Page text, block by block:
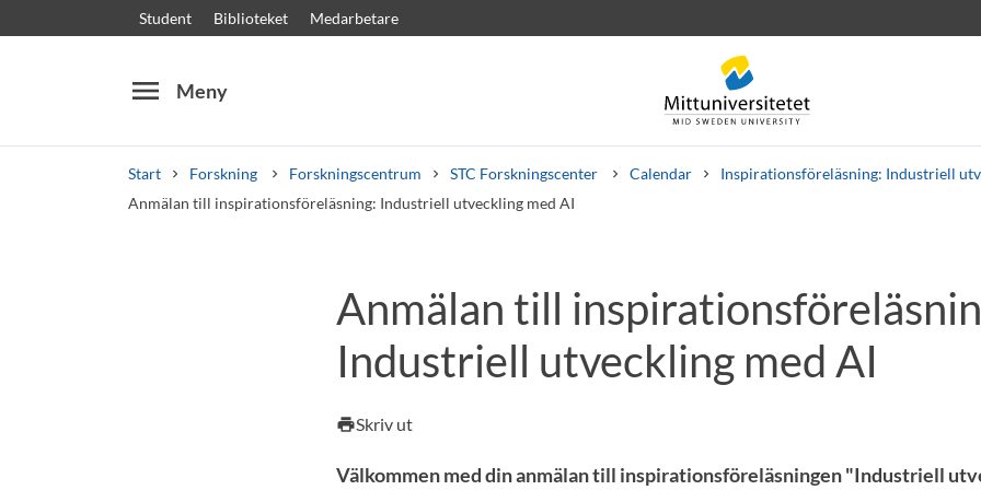
Student Biblioteket Medarbetare
menu Meny
Start Forskning Forskningscentrum STC Forskningscenter Calendar
Inspirationsföreläsning: Industriell
Anmälan till inspirationsföreläsning: Industriell utveckling med AI
Kursplaner Välkomstbrev Personal Lediga jobb
Anmälan till
Industriell utveckling med AI
printSkriv ut
Välkommen med din anmälan till inspirationsföreläsningen "Industriell